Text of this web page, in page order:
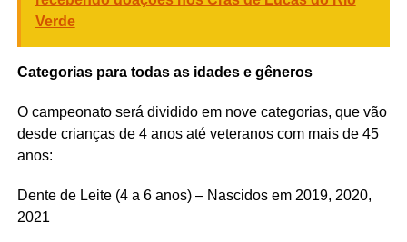
Verde
Categorias para todas as idades e gêneros
O campeonato será dividido em nove categorias, que vão
desde crianças de 4 anos até veteranos com mais de 45
anos:
Dente de Leite (4 a 6 anos) – Nascidos em 2019, 2020,
2021